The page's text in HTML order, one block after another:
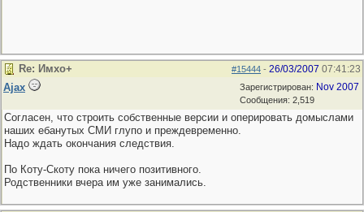
#15444 - 26/03/2007 07:41:23
Re: Имхо+
Зарегистрирован: Nov 2007
Сообщения: 2,519
Ajax
Согласен, что строить собственные версии и оперировать домыслами
наших ебанутых СМИ глупо и преждевременно.
Надо ждать окончания следствия.
По Коту-Скоту пока ничего позитивного.
Родственники вчера им уже занимались.